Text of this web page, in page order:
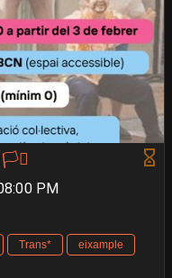
🏳️‍⚧️
PM
Trans*
eixample